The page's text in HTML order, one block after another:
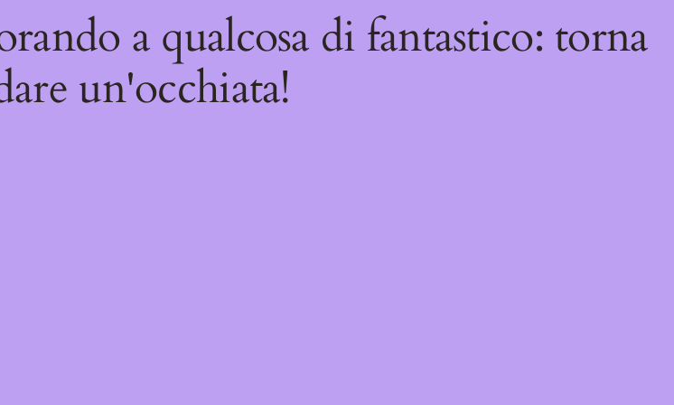
a qualcosa di fantastico: torna
un'occhiata!